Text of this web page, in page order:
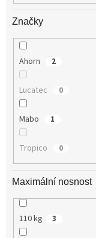
Značky
Ahorn 2
Lucatec 0
Mabo 1
Tropico 0
Maximální nosnost
110 kg 3